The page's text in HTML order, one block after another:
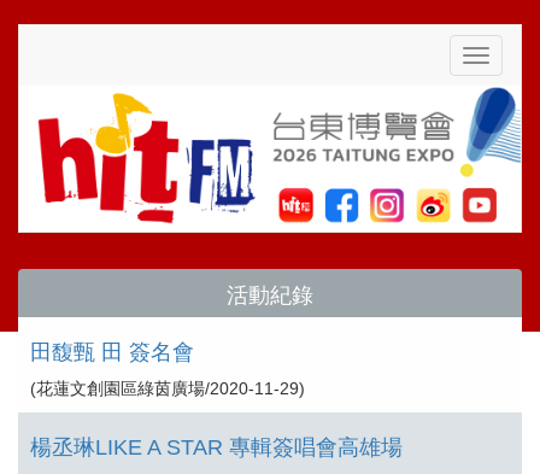
Toggle
活動紀錄
田馥甄 田 簽名會
(花蓮文創園區綠茵廣場/2020-11-29)
楊丞琳LIKE A STAR 專輯簽唱會高雄場